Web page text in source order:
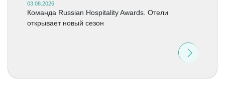
03.08.2026
Команда Russian Hospitality Awards. Отели
открывает новый сезон